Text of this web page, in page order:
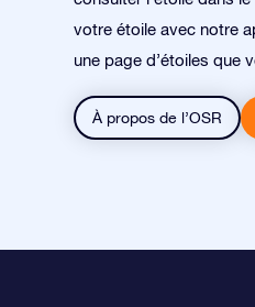
votre étoile avec notre
une page d’étoiles que
À propos de l’OSR